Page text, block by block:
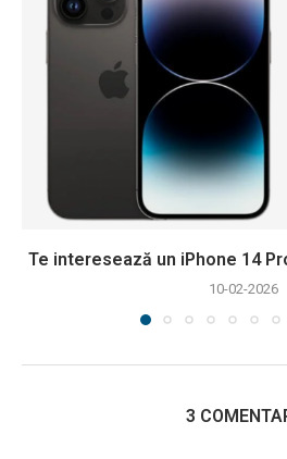
Te interesează un iPhone 14
10-02-2026
3